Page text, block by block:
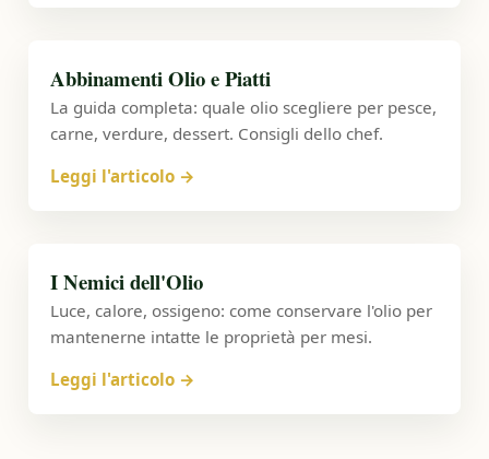
Abbinamenti Olio e Piatti
La guida completa: quale olio scegliere per pesce,
carne, verdure, dessert. Consigli dello chef.
Leggi l'articolo →
I Nemici dell'Olio
Luce, calore, ossigeno: come conservare l'olio per
mantenerne intatte le proprietà per mesi.
Leggi l'articolo →